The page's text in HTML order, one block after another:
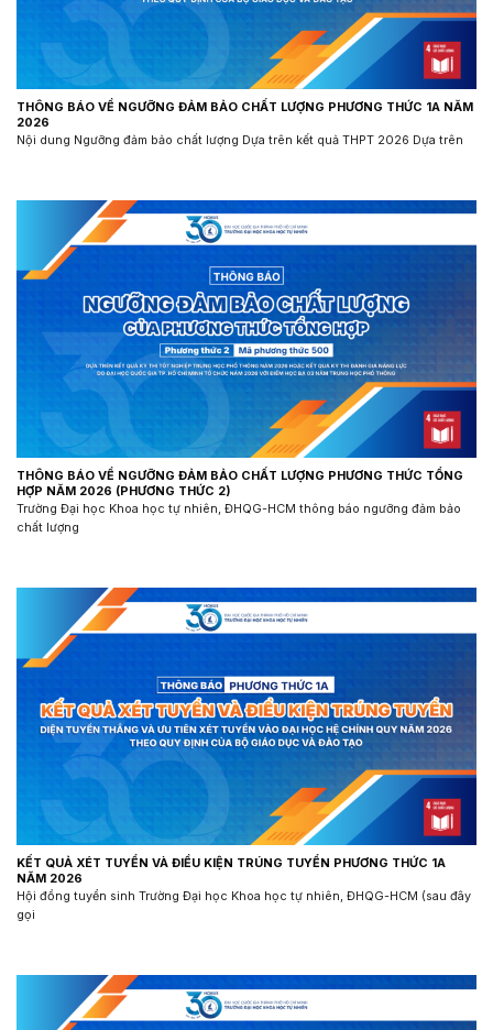
THÔNG BÁO VỀ NGƯỠNG ĐẢM BẢO CHẤT LƯỢNG PHƯƠNG THỨC 1A NĂM
2026
Nội dung Ngưỡng đảm bảo chất lượng Dựa trên kết quả THPT 2026 Dựa trên
THÔNG BÁO VỀ NGƯỠNG ĐẢM BẢO CHẤT LƯỢNG PHƯƠNG THỨC TỔNG
HỢP NĂM 2026 (PHƯƠNG THỨC 2)
Trường Đại học Khoa học tự nhiên, ĐHQG-HCM thông báo ngưỡng đảm bảo
chất lượng
KẾT QUẢ XÉT TUYỂN VÀ ĐIỀU KIỆN TRÚNG TUYỂN PHƯƠNG THỨC 1A
NĂM 2026
Hội đồng tuyển sinh Trường Đại học Khoa học tự nhiên, ĐHQG-HCM (sau đây
gọi